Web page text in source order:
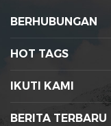
BERHUBUNGAN
HOT TAGS
IKUTI KAMI
BERITA TERBARU